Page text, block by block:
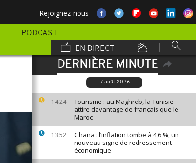
Rejoignez-nous
PODCAST
EN DIRECT
DERNIÈRE MINUTE
7 août 2026
14:24
Tourisme : au Maghreb, la Tunisie
attire davantage de français que le
Maroc
13:52
Ghana : l’inflation tombe à 4,6 %, un
nouveau signe de redressement
économique